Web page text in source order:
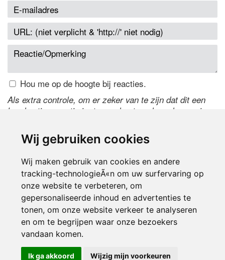
Wij gebruiken cookies
Wij maken gebruik van cookies en andere
tracking-technologieÃ«n om uw surfervaring op
onze website te verbeteren, om
gepersonaliseerde inhoud en advertenties te
tonen, om onze website verkeer te analyseren
en om te begrijpen waar onze bezoekers
vandaan komen.
Ik ga akkoord Wijzig mijn voorkeuren
Hou me op de hoogte bij reacties.
Als extra controle, om er zeker van te zijn dat dit een
handmatige reactie is, typ onderstaande code over in
de code te wijzigen.
© 2000-2026 UFE Media:Managersonline.nl|Brisk magazine